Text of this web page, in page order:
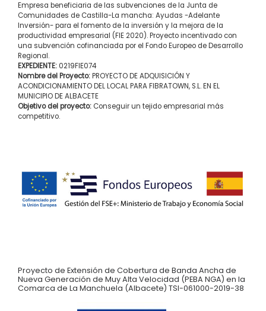
Empresa beneficiaria de las subvenciones de la Junta de
Comunidades de Castilla-La mancha: Ayudas -Adelante
Inversión- para el fomento de la inversión y la mejora de la
productividad empresarial (FIE 2020). Proyecto incentivado con
una subvención cofinanciada por el Fondo Europeo de Desarrollo
Regional.
EXPEDIENTE: 0219FIE074
Nombre del Proyecto:PROYECTO DE ADQUISICIÓN Y
ACONDICIONAMIENTO DEL LOCAL PARA FIBRATOWN, S.L. EN EL
MUNICIPIO DE ALBACETE
Objetivo del proyecto:Conseguir un tejido empresarial más
competitivo.
Proyecto de Extensión de Cobertura de Banda Ancha de
Nueva Generación de Muy Alta Velocidad (PEBA NGA) en la
Comarca de La Manchuela (Albacete) TSI-061000-2019-38